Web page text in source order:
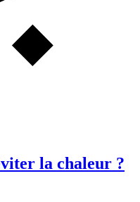
la chaleur ?